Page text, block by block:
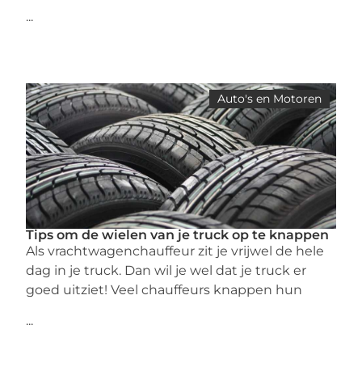
...
Auto's en Motoren
Tips om de wielen van je truck op te knappen
Als vrachtwagenchauffeur zit je vrijwel de hele
dag in je truck. Dan wil je wel dat je truck er
goed uitziet! Veel chauffeurs knappen hun
...